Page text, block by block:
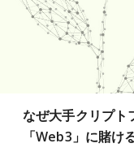
なぜ大手クリプ
「Web3」に賭け